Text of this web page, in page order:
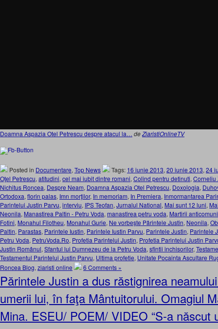
Doamna Aspazia Otel Petrescu despre atacul la… deZiaristiOnlineTV
Posted in Documentare, Top News Tags: 16 iunie 2013, 20 iunie 2013, 24
Oţel Petrescu, atitudini, cel mai iubit dintre romani, Colind pentru detinuti, Corneliu
Nichitus Roncea, Despre Neam, Doamna Aspazia Otel Petrescu, Doxologia,
Ortodoxa, florin palas, Imn morţilor, In memoriam, In Premiera, Inmormantarea
Parintelui Justin Parvu, interviu, IPS Teofan, Jurnalul National, Mai sunt 12 luni,
Neonila, Manastirea Paltin - Petru Voda, manastirea petru voda, Martirii
Fotini, Monahul Filotheu, Monahul Gurie, Ne vorbeşte Părintele Justin, Neonila,
Paltin, Parastas, Parintele Iustin, Parintele Iustin Parvu, Parintele Justin, Parintele
Petru Voda, PetruVoda.Ro, Profetia Parintelui Justin, Profetia Parintelui Justin
Justin Românul, Sfantul lui Dumnezeu de la Petru Voda, sfintii inchisorilor,
Testamentul Parintelui Justin Parvu, Ultima profetie, Unitate Pocainta Ascultare
Roncea Blog, ziaristi online 6 Comments »
Părintele Justin a dus răstignirea
umerii lui, în faţa Mântuitorului. Omagiul
Mina. ESEU/ POEM/ VIDEO “S-a născut